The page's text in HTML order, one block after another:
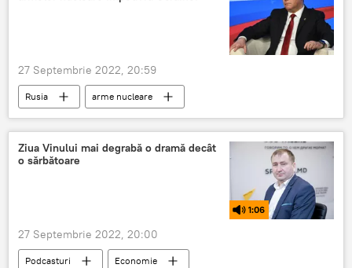
27 Septembrie 2022, 20:59
Rusia
arme nucleare
Dmitri Medvedev
Ucraina
Ziua Vinului mai degrabă o dramă decât
o sărbătoare
1:06
27 Septembrie 2022, 20:00
Podcasturi Economie